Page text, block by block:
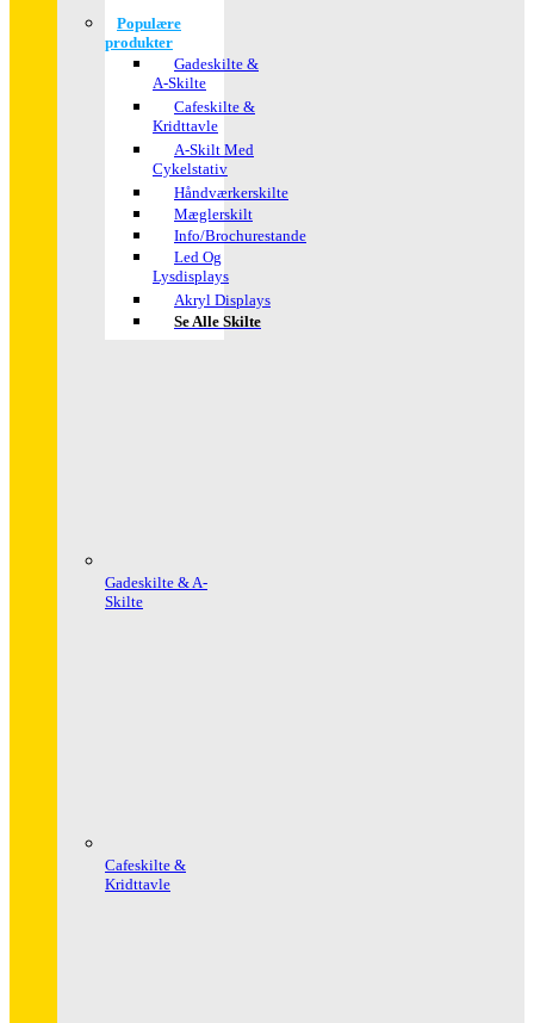
Populære
produkter
Gadeskilte &
A-Skilte
Cafeskilte &
Kridttavle
A-Skilt Med
Cykelstativ
Håndværkerskilte
Mæglerskilt
Info/brochurestande
Led Og
Lysdisplays
Akryl Displays
Se Alle Skilte
Gadeskilte & A-
Skilte
Cafeskilte &
Kridttavle